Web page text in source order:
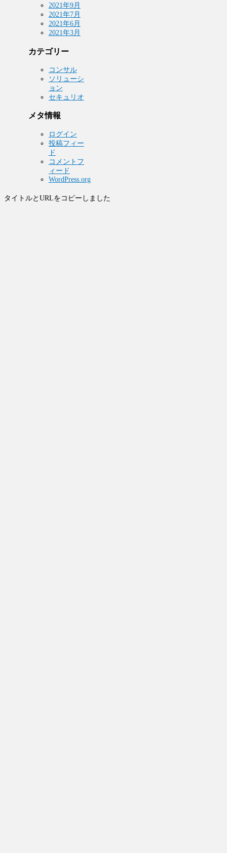
2021年9月
2021年7月
2021年6月
2021年3月
カテゴリー
コンサル
ソリューシ
ョン
セキュリオ
メタ情報
ログイン
投稿フィー
ド
コメントフ
ィード
WordPress.org
タイトルとURLをコピーしました